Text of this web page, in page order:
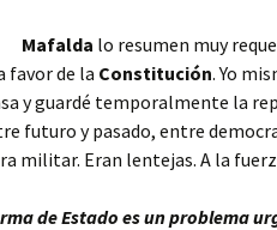
Mafalda lo resumen muy
favor de la Constitución. Yo
y guardé temporalmente la
futuro y pasado, entre
militar. Eran lentejas. A la
de Estado es un problema